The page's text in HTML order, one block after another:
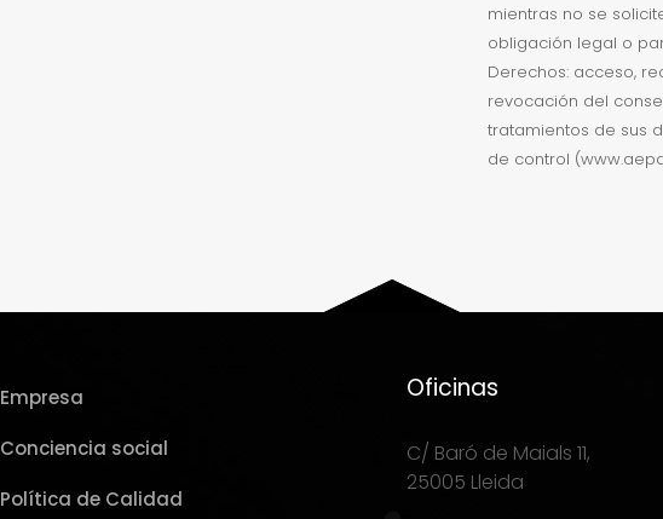
mientras no se
obligación legal o
Derechos: acceso,
revocación del
tratamientos de sus
de control
Empresa
Conciencia social
Política de Calidad
Oficinas
C/ Baró de Maials 11,
25005 Lleida